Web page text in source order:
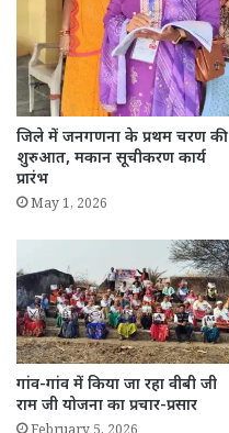
जिले में जनगणना के प्रथम चरण की
शुरुआत, मकान सूचीकरण कार्य
प्रारंभ
May 1, 2026
गांव-गांव में किया जा रहा वीबी जी
राम जी योजना का प्रचार-प्रसार